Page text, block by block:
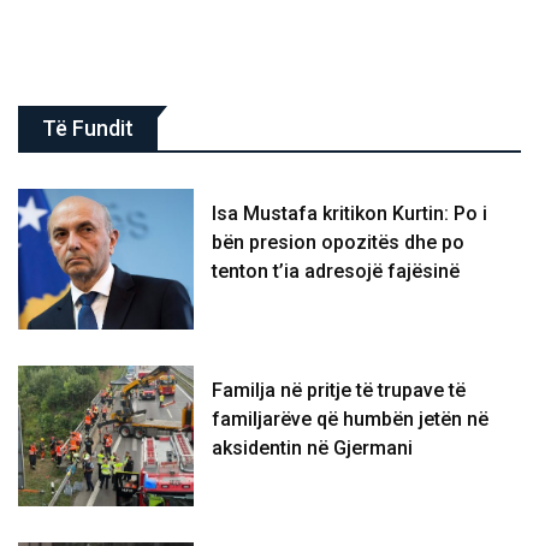
Të Fundit
Isa Mustafa kritikon Kurtin: Po i
bën presion opozitës dhe po
tenton t’ia adresojë fajësinë
​Familja në pritje të trupave të
familjarëve që humbën jetën në
aksidentin në Gjermani